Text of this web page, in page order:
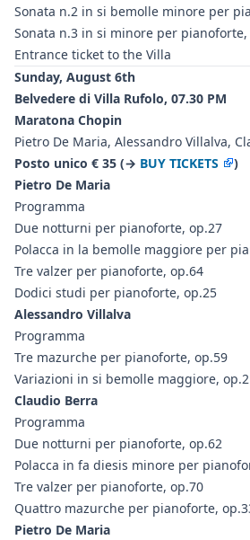
Sonata n.2 in si bemolle minore per
Sonata n.3 in si minore per pianoforte,
Entrance ticket to the Villa
Sunday, August 6th
Belvedere di Villa Rufolo, 07.30 PM
Maratona Chopin
Pietro De Maria, Alessandro Villalva,
Posto unico € 35 (→ BUY TICKETS
)
Pietro De Maria
Programma
Due notturni per pianoforte, op.27
Polacca in la bemolle maggiore per
Tre valzer per pianoforte, op.64
Dodici studi per pianoforte, op.25
Alessandro Villalva
Programma
Tre mazurche per pianoforte, op.59
Variazioni in si bemolle maggiore, op.2
Claudio Berra
Programma
Due notturni per pianoforte, op.62
Polacca in fa diesis minore per
Tre valzer per pianoforte, op.70
Quattro mazurche per pianoforte,
Pietro De Maria